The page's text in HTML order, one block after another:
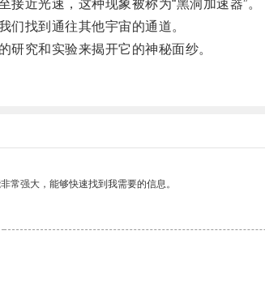
近光速，这种现象被称为“黑洞加速器”。
找到通往其他宇宙的通道。
究和实验来揭开它的神秘面纱。
常强大，能够快速找到我需要的信息。